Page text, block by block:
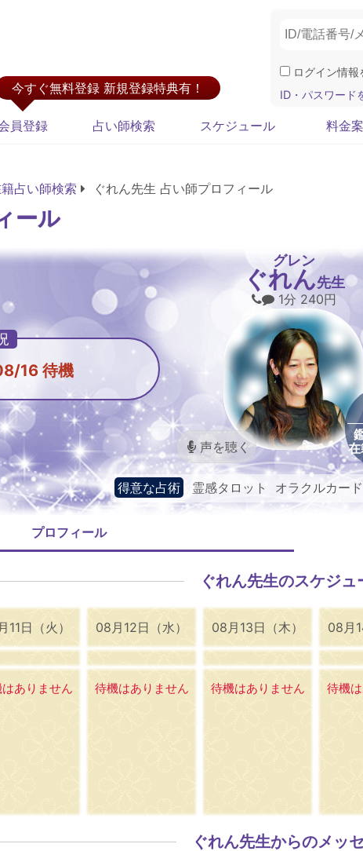
今すぐ無料登録 新規登録特典有！
ログイン情報
ID・パスワード
員登録 占い師検索 スケジュール 料金
占い師検索 ぐれん先生 占い師プロフィール
ール
グレン
ぐれん先生
声を聴く
得意な占術 霊感タロット オラクルカー
1分 240円
16 待機
プロフィール
ぐれん先生のスケジュ
11日（火）
ありません
08月12日（水）
待機はありません
08月13日（木）
待機はありません
08月
待機
ぐれん先生からのメッ